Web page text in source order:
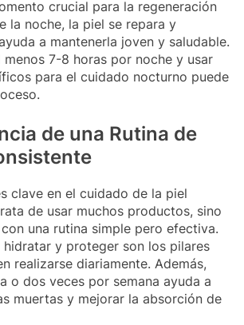
crucial para la regeneración
la noche, la piel se repara y
a mantenerla joven y saludable.
7-8 horas por noche y usar
para el cuidado nocturno puede
de una Rutina de
clave en el cuidado de la piel
de usar muchos productos, sino
una rutina simple pero efectiva.
hidratar y proteger son los pilares
realizarse diariamente. Además,
o dos veces por semana ayuda a
muertas y mejorar la absorción de